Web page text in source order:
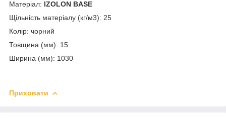
Матеріал: IZOLON BASE
Щільність матеріалу (кг/м3): 25
Колір: чорний
Товщина (мм): 15
Ширина (мм): 1030
Приховати